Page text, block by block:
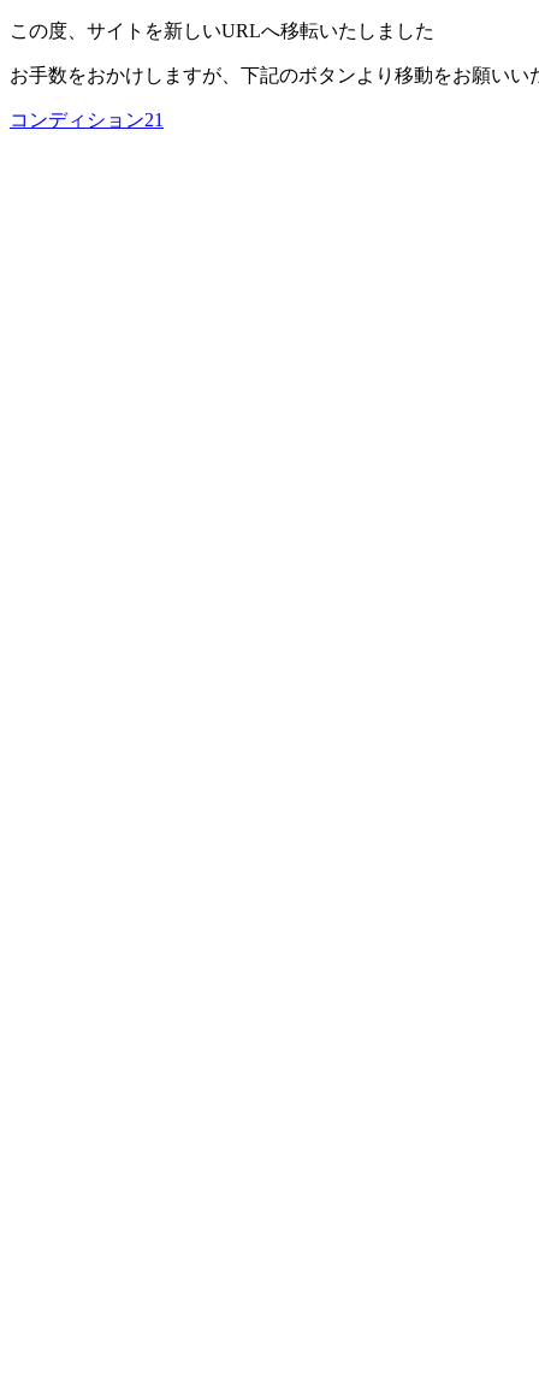
この度、サイトを新しいURLへ移転いたしました
お手数をおかけしますが、下記のボタンより移動をお願いい
コンディション21